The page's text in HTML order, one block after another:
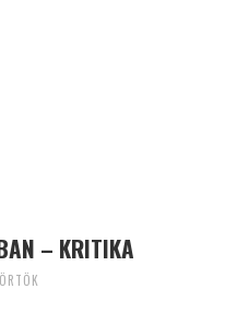
– KRITIKA